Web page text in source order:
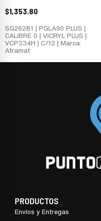
$1,353.80
SG26281 | PGLA90 PLUS |
CALIBRE 0 | VICRYL PLUS |
VCP334H | C/12 | Marca:
Atramat
PRODUCTOS
Envíos y Entregas